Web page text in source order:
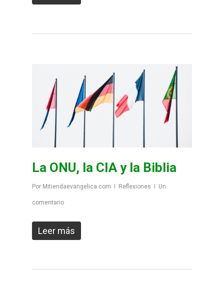
La ONU, la CIA y la Biblia
Por Mitiendaevangelica.com Reflexiones Un
comentario
Leer más